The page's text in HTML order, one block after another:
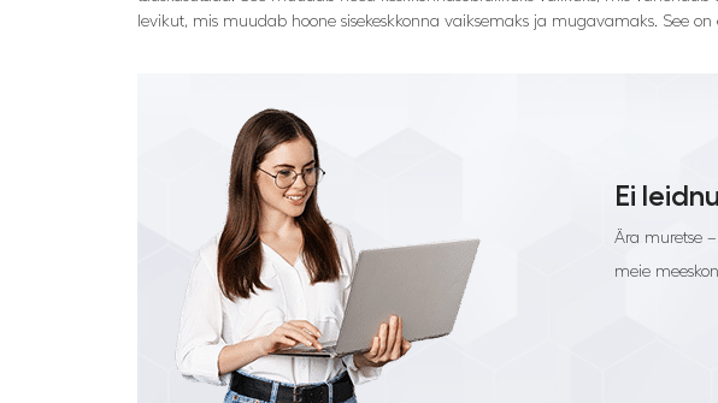
levikut, mis muudab hoone sisekeskkonna vaiksemaks ja mugavamaks. See
Ei
Ära muretse
meie